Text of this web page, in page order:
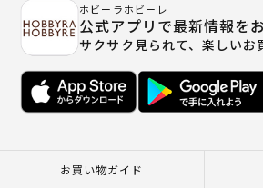
ホビーラホビーレ
公式アプリで最新情報を
サクサク見られて、楽しいお
お買い物ガイド